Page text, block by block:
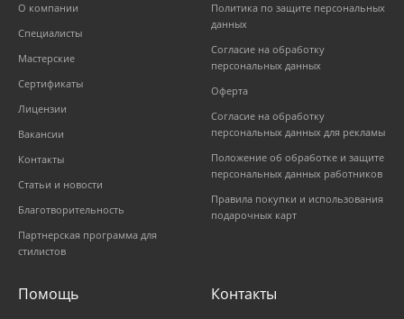
О компании
Специалисты
Мастерские
Сертификаты
Лицензии
Вакансии
Контакты
Статьи и новости
Благотворительность
Партнерская программа для
стилистов
Политика по защите персональных
данных
Согласие на обработку
персональных данных
Оферта
Согласие на обработку
персональных данных для рекламы
Положение об обработке и защите
персональных данных работников
Правила покупки и использования
подарочных карт
Помощь Контакты